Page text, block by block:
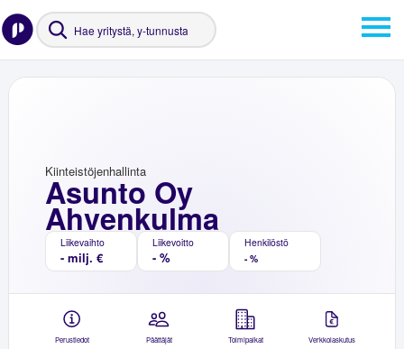
Asunto Oy
Ahvenkulma
Kiinteistöjenhallinta
Liikevaihto
- milj. €
Liikevoitto
- %
Henkilöstö
- %
Perustiedot Päättäjät Toimipaikat Verkkolaskutus